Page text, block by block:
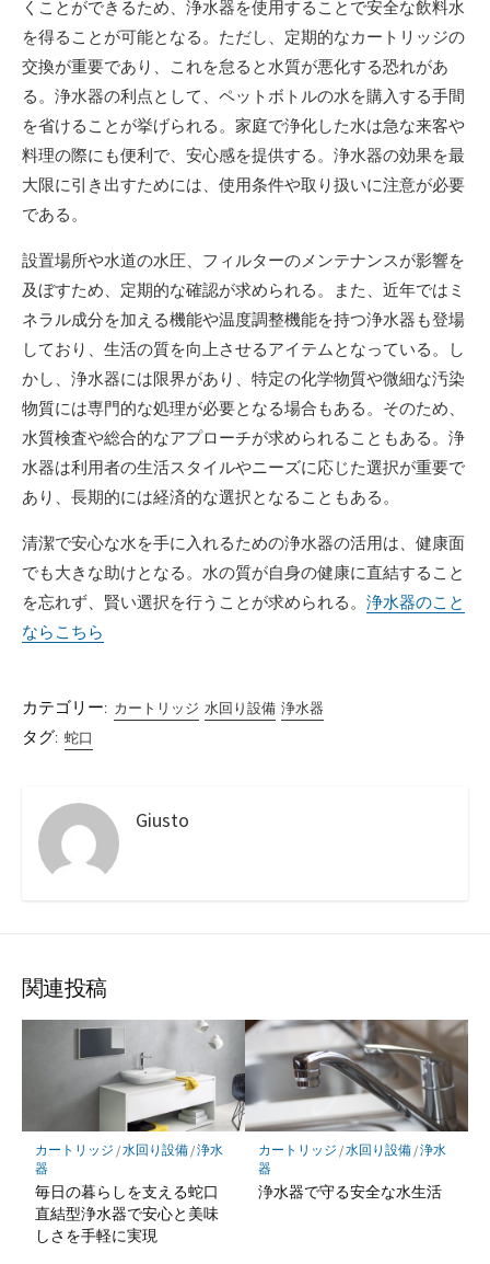
くことができるため、浄水器を使用することで安全な飲料水
を得ることが可能となる。ただし、定期的なカートリッジの
交換が重要であり、これを怠ると水質が悪化する恐れがあ
る。浄水器の利点として、ペットボトルの水を購入する手間
を省けることが挙げられる。家庭で浄化した水は急な来客や
料理の際にも便利で、安心感を提供する。浄水器の効果を最
大限に引き出すためには、使用条件や取り扱いに注意が必要
である。
設置場所や水道の水圧、フィルターのメンテナンスが影響を
及ぼすため、定期的な確認が求められる。また、近年ではミ
ネラル成分を加える機能や温度調整機能を持つ浄水器も登場
しており、生活の質を向上させるアイテムとなっている。し
かし、浄水器には限界があり、特定の化学物質や微細な汚染
物質には専門的な処理が必要となる場合もある。そのため、
水質検査や総合的なアプローチが求められることもある。浄
水器は利用者の生活スタイルやニーズに応じた選択が重要で
あり、長期的には経済的な選択となることもある。
清潔で安心な水を手に入れるための浄水器の活用は、健康面
でも大きな助けとなる。水の質が自身の健康に直結すること
を忘れず、賢い選択を行うことが求められる。 浄水器のこと
ならこちら
カテゴリー: カートリッジ 水回り設備 浄水器
タグ: 蛇口
Giusto
関連投稿
カートリッジ /水回り設備/浄水
器
毎日の暮らしを支える蛇口
直結型浄水器で安心と美味
しさを手軽に実現
カートリッジ /水回り設備/浄水
器
浄水器で守る安全な水生活